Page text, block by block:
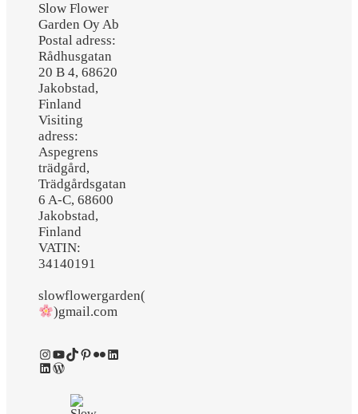
Slow Flower
Garden Oy Ab
Postal adress:
Rådhusgatan
20 B 4, 68620
Jakobstad,
Finland
Visiting
adress:
Aspegrens
trädgård,
Trädgårdsgatan
6 A-C, 68600
Jakobstad,
Finland
VATIN:
34140191
slowflowergarden(
)gmail.com
Instagram
YouTube
TikTok
Pinterest
FlickrLinkedIn
LinkedIn
WordPress